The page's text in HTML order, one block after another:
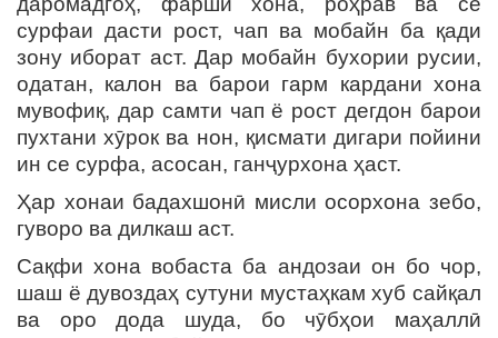
сурфаи дасти рост, чап ва мобайн ба қади
зону иборат аст. Дар мобайн бухории русии,
одатан, калон ва барои гарм кардани хона
мувофиқ, дар самти чап ё рост дегдон барои
пухтани хӯрок ва нон, қисмати дигари пойини
ин се сурфа, асосан, ганҷурхона ҳаст.
Ҳар хонаи бадахшонӣ мисли осорхона зебо,
гуворо ва дилкаш аст.
Сақфи хона вобаста ба андозаи он бо чор,
шаш ё дувоздаҳ сутуни мустаҳкам хуб сайқал
ва оро дода шуда, бо чӯбҳои маҳаллӣ